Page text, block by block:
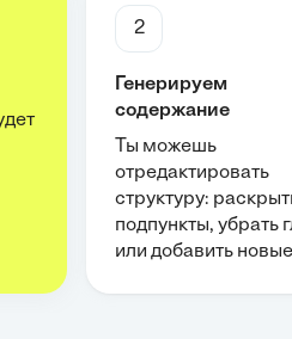
2
Генерируем
содержание
Ты можешь
отредактировать
структуру:
подпункты, убрать
или добавить новые